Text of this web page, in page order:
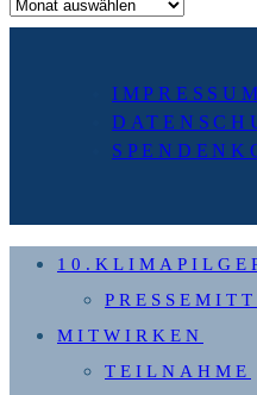
IMPRESSUM
MITWIRKEN
TEILNAHME